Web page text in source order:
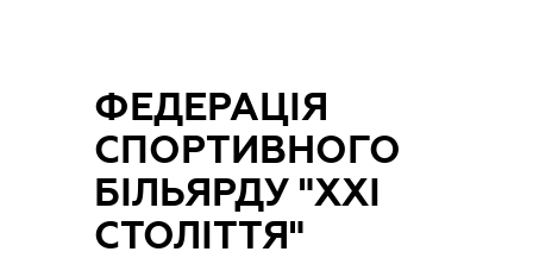
ФЕДЕРАЦІЯ
СПОРТИВНОГО
БІЛЬЯРДУ "ХХІ
СТОЛІТТЯ"